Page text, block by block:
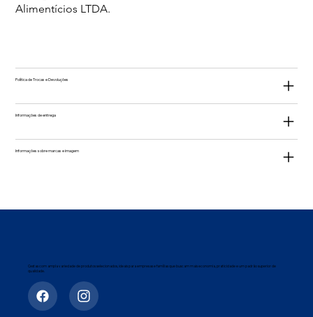
Alimentícios LTDA.
Política de Trocas e Devoluções
Informações de entrega
Informações sobre marcas e imagem
Cestas com ampla variedade de produtos selecionados, ideais para empresas e famílias que buscam mais economia, praticidade e um padrão superior de
qualidade.